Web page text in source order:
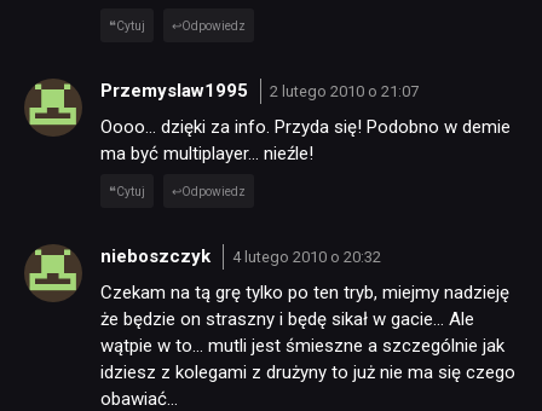
Cytuj Odpowiedz
Przemyslaw1995 2 lutego 2010 o 21:07
Oooo… dzięki za info. Przyda się! Podobno w demie
ma być multiplayer… nieźle!
Cytuj Odpowiedz
nieboszczyk 4 lutego 2010 o 20:32
Czekam na tą grę tylko po ten tryb, miejmy nadzieję
że będzie on straszny i będę sikał w gacie… Ale
wątpie w to… mutli jest śmieszne a szczególnie jak
idziesz z kolegami z drużyny to już nie ma się czego
obawiać…